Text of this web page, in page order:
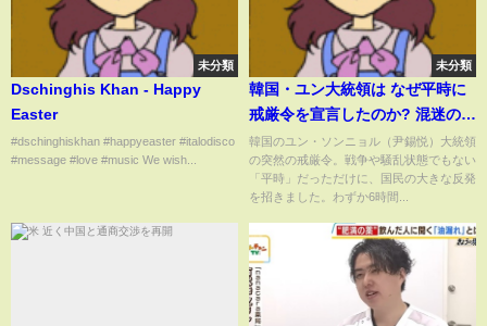
未分類
Dschinghis Khan - Happy
Easter
#dschinghiskhan #happyeaster #italodisco
#message #love #music We wish...
未分類
韓国・ユン大統領は なぜ平時に
戒厳令を宣言したのか? 混迷の情
勢はどうなる | NHK「時論公
論」
韓国のユン・ソンニョル（尹錫悦）大統領
の突然の戒厳令。戦争や騒乱状態でもない
「平時」だっただけに、国民の大きな反発
を招きました。わずか6時間...